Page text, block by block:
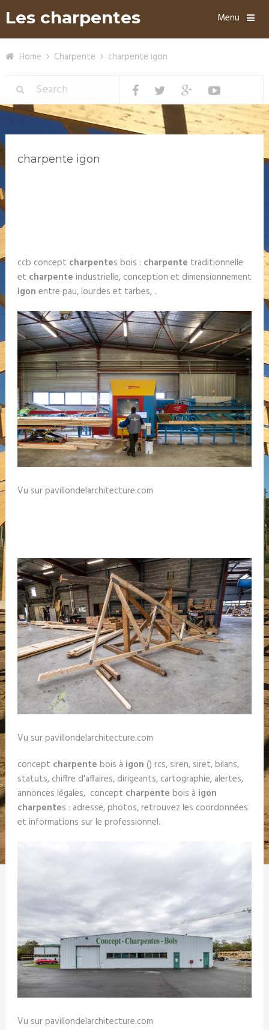
Les charpentes Menu
Home Charpente charpente igon
charpente igon
ccb concept charpentes bois : charpente traditionnelle
et charpente industrielle, conception et dimensionnement
igon entre pau, lourdes et tarbes, .
Vu sur pavillondelarchitecture.com
Vu sur pavillondelarchitecture.com
concept charpente bois à igon () rcs, siren, siret, bilans,
statuts, chiffre d'affaires, dirigeants, cartographie, alertes,
annonces légales, concept charpente bois à igon
charpentes : adresse, photos, retrouvez les coordonnées
et informations sur le professionnel.
Vu sur pavillondelarchitecture.com